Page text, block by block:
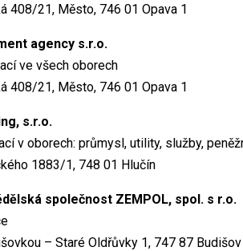
408/21, Město, 746 01 Opava 1
agency s.r.o.
ve všech oborech
408/21, Město, 746 01 Opava 1
s.r.o.
v oborech: průmysl, utility, služby,
1883/1, 748 01 Hlučín
společnost ZEMPOL, spol. s r.o.
– Staré Oldřůvky 1, 747 87